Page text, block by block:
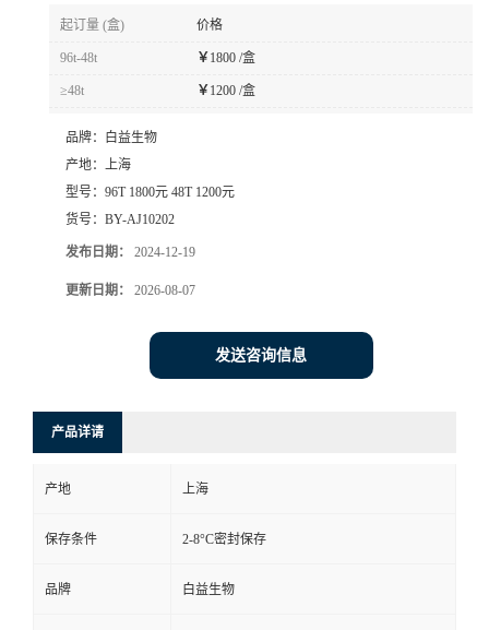
起订量 (盒) 价格
96t-48t ￥ 1800 /盒
≥48t ￥ 1200 /盒
品牌：
白益生物
产地： 上海
型号： 96T 1800元 48T 1200元
货号： BY-AJ10202
发布日期： 2024-12-19
更新日期： 2026-08-07
发送咨询信息
产品详请
产地 上海
保存条件 2-8°C密封保存
品牌 白益生物